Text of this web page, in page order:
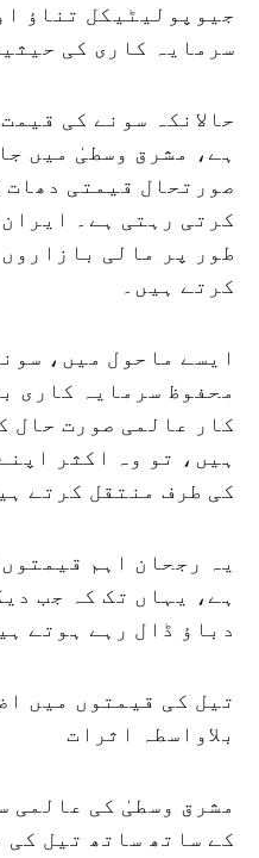
جیوپولیٹیکل تناؤ
سرمایہ کاری کی
حالانکہ سونے کی
ہے، مشرق وسطیٰ میں
صورتحال قیمتی
کرتی رہتی ہے۔
طور پر مالی
کرتے ہیں۔
ایسے ماحول میں،
محفوظ سرمایہ کاری
کار عالمی صورت حال
ہیں، تو وہ اکثر
کی طرف منتقل کرتے
یہ رجحان اہم
ہے، یہاں تک کہ جب
دباؤ ڈال رہے ہوتے
تیل کی قیمتوں میں
بلاواسطہ اثرات
مشرق وسطیٰ کی عالمی
کے ساتھ ساتھ تیل کی